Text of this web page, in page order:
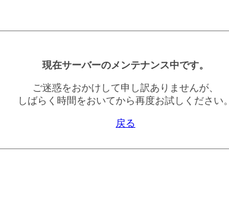
現在サーバーのメンテナンス中です。
ご迷惑をおかけして申し訳ありませんが、
しばらく時間をおいてから再度お試しください。
戻る